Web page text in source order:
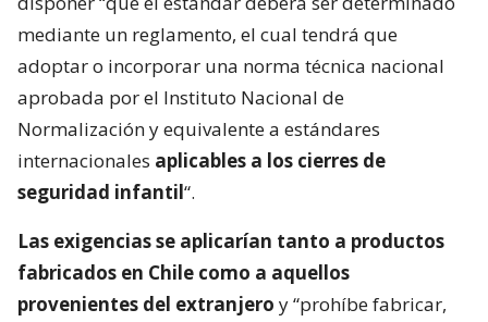
mediante un reglamento, el cual tendrá que
adoptar o incorporar una norma técnica nacional
aprobada por el Instituto Nacional de
Normalización y equivalente a estándares
internacionales aplicables a los cierres de
seguridad infantil“.
Las exigencias se aplicarían tanto a productos
fabricados en Chile como a aquellos
provenientes del extranjero y “prohíbe fabricar,